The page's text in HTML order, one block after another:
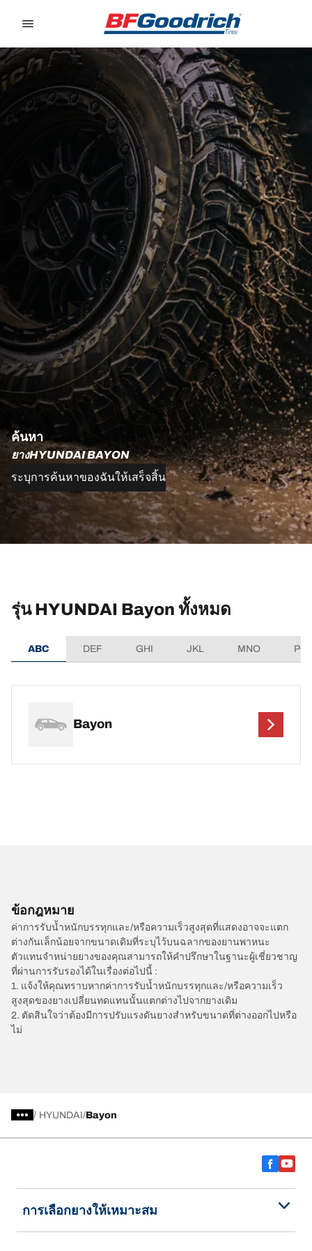
ค้นหา
ยางHYUNDAI BAYON
ระบุการค้นหาของฉันให้เสร็จสิ้น
รุ่น HYUNDAI Bayon ทั้งหมด
ABC DEF GHI JKL MNO
Bayon
ข้อกฎหมาย
ค่าการรับน้ำหนักบรรทุกและ/หรือความเร็วสูงสุดที่แสดงอาจจะแตก
ต่างกันเล็กน้อยจากขนาดเดิมที่ระบุไว้บนฉลากของยานพาหนะ
ตัวแทนจำหน่ายยางของคุณสามารถให้คำปรึกษาในฐานะผู้เชี่ยวชาญ
ที่ผ่านการรับรองได้ในเรื่องต่อไปนี้ :
1. แจ้งให้คุณทราบหากค่าการรับน้ำหนักบรรทุกและ/หรือความเร็ว
สูงสุดของยางเปลี่ยนทดแทนนั้นแตกต่างไปจากยางเดิม
2. ตัดสินใจว่าต้องมีการปรับแรงดันยางสำหรับขนาดที่ต่างออกไปหรือ
ไม่
/ HYUNDAI Bayon
การเลือกยางให้เหมาะสม